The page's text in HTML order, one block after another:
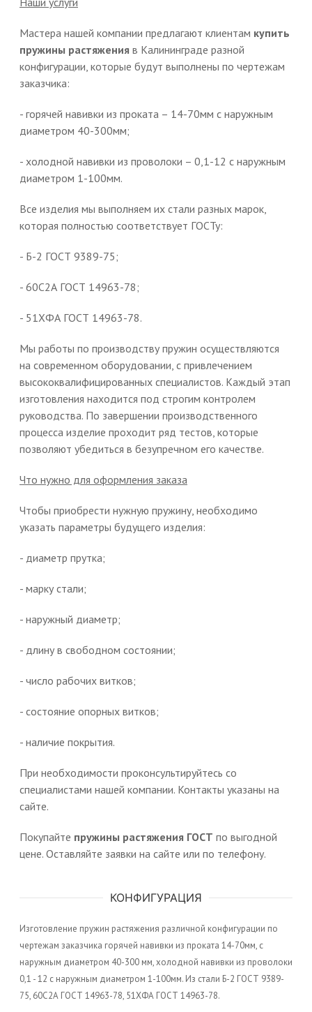
Мастера нашей компании предлагают клиентам купить
пружины растяжения в Калининграде разной
конфигурации, которые будут выполнены по чертежам
заказчика:
- горячей навивки из проката – 14-70мм с наружным
диаметром 40-300мм;
- холодной навивки из проволоки – 0,1-12 с наружным
диаметром 1-100мм.
Все изделия мы выполняем их стали разных марок,
которая полностью соответствует ГОСТу:
- Б-2 ГОСТ 9389-75;
- 60С2А ГОСТ 14963-78;
- 51ХФА ГОСТ 14963-78.
Мы работы по производству пружин осуществляются
на современном оборудовании, с привлечением
высококвалифицированных специалистов. Каждый этап
изготовления находится под строгим контролем
руководства. По завершении производственного
процесса изделие проходит ряд тестов, которые
позволяют убедиться в безупречном его качестве.
Что нужно для оформления заказа
Чтобы приобрести нужную пружину, необходимо
указать параметры будущего изделия:
- диаметр прутка;
- марку стали;
- наружный диаметр;
- длину в свободном состоянии;
- число рабочих витков;
- состояние опорных витков;
- наличие покрытия.
При необходимости проконсультируйтесь со
специалистами нашей компании. Контакты указаны на
сайте.
Покупайте пружины растяжения ГОСТ по выгодной
цене. Оставляйте заявки на сайте или по телефону.
КОНФИГУРАЦИЯ
Изготовление пружин растяжения различной конфигурации по
чертежам заказчика горячей навивки из проката 14-70мм, с
наружным диаметром 40-300 мм, холодной навивки из проволоки
0,1 - 12 с наружным диаметром 1-100мм. Из стали Б-2 ГОСТ 9389-
75, 60С2А ГОСТ 14963-78, 51ХФА ГОСТ 14963-78.